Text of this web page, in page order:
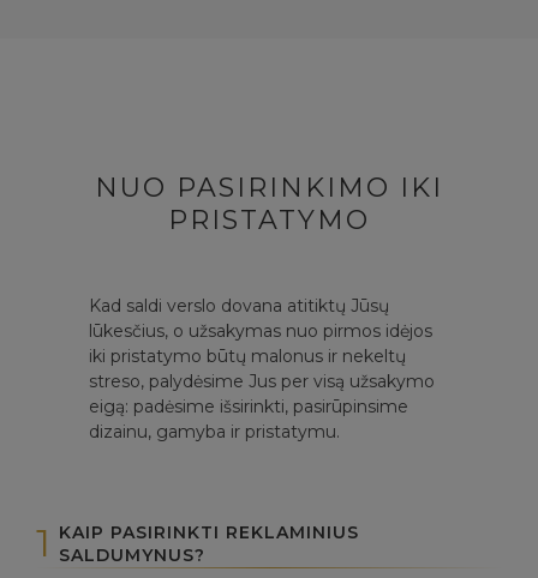
NUO PASIRINKIMO IKI
PRISTATYMO
Kad saldi verslo dovana atitiktų Jūsų
lūkesčius, o užsakymas nuo pirmos idėjos
iki pristatymo būtų malonus ir nekeltų
streso, palydėsime Jus per visą užsakymo
eigą: padėsime išsirinkti, pasirūpinsime
dizainu, gamyba ir pristatymu.
1
KAIP PASIRINKTI REKLAMINIUS
SALDUMYNUS?